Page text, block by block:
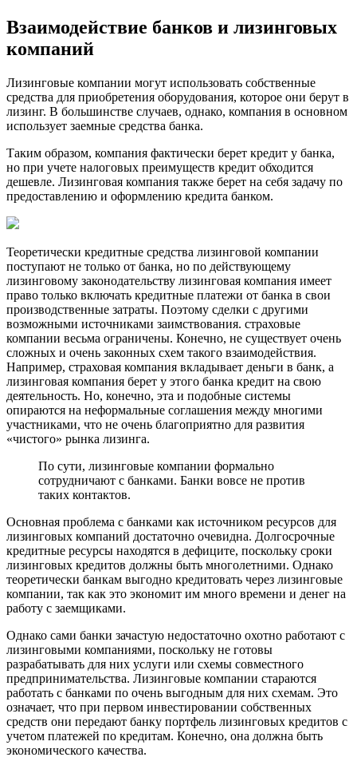
Взаимодействие банков и лизинговых
компаний
Лизинговые компании могут использовать собственные
средства для приобретения оборудования, которое они берут в
лизинг. В большинстве случаев, однако, компания в основном
использует заемные средства банка.
Таким образом, компания фактически берет кредит у банка,
но при учете налоговых преимуществ кредит обходится
дешевле. Лизинговая компания также берет на себя задачу по
предоставлению и оформлению кредита банком.
Теоретически кредитные средства лизинговой компании
поступают не только от банка, но по действующему
лизинговому законодательству лизинговая компания имеет
право только включать кредитные платежи от банка в свои
производственные затраты. Поэтому сделки с другими
возможными источниками заимствования. страховые
компании весьма ограничены. Конечно, не существует очень
сложных и очень законных схем такого взаимодействия.
Например, страховая компания вкладывает деньги в банк, а
лизинговая компания берет у этого банка кредит на свою
деятельность. Но, конечно, эта и подобные системы
опираются на неформальные соглашения между многими
участниками, что не очень благоприятно для развития
«чистого» рынка лизинга.
По сути, лизинговые компании формально
сотрудничают с банками. Банки вовсе не против
таких контактов.
Основная проблема с банками как источником ресурсов для
лизинговых компаний достаточно очевидна. Долгосрочные
кредитные ресурсы находятся в дефиците, поскольку сроки
лизинговых кредитов должны быть многолетними. Однако
теоретически банкам выгодно кредитовать через лизинговые
компании, так как это экономит им много времени и денег на
работу с заемщиками.
Однако сами банки зачастую недостаточно охотно работают с
лизинговыми компаниями, поскольку не готовы
разрабатывать для них услуги или схемы совместного
предпринимательства. Лизинговые компании стараются
работать с банками по очень выгодным для них схемам. Это
означает, что при первом инвестировании собственных
средств они передают банку портфель лизинговых кредитов с
учетом платежей по кредитам. Конечно, она должна быть
экономического качества.